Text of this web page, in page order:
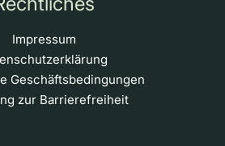
Impressum
Geschäftsbedingungen
zur Barrierefreiheit